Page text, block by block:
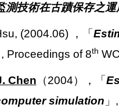
測技術在古蹟保存之運
(2004.06) ，「
Proceedings of 8th
Chen （2004），「
simulation